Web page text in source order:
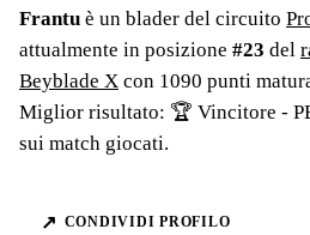
Frantu è un blader del circuito
attualmente in posizione #23 del
Beyblade X con 1090 punti
Miglior risultato: 🏆 Vincitore -
sui match giocati.
↗ CONDIVIDI PROFILO